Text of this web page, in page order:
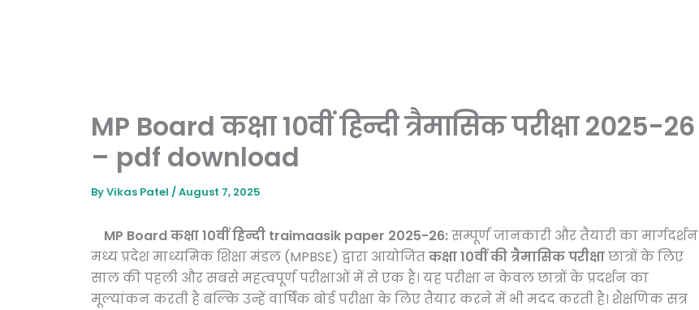
MP Board कक्षा 10वीं हिन्दी त्रैमासिक परीक्षा 2025-26
– pdf download
ByVikas Patel /August 7, 2025
MP Board कक्षा 10वीं हिन्दी traimaasik paper 2025-26:सम्पूर्ण जानकारी और तैयारी का मार्गदर्शन
मध्य प्रदेश माध्यमिक शिक्षा मंडल (MPBSE) द्वारा आयोजितकक्षा 10वीं की त्रैमासिक परीक्षाछात्रों के लिए
साल की पहली और सबसे महत्वपूर्ण परीक्षाओं में से एक है। यह परीक्षा न केवल छात्रों के प्रदर्शन का
मूल्यांकन करती है बल्कि उन्हें वार्षिक बोर्ड परीक्षा के लिए तैयार करने में भी मदद करती है। शैक्षणिक सत्र